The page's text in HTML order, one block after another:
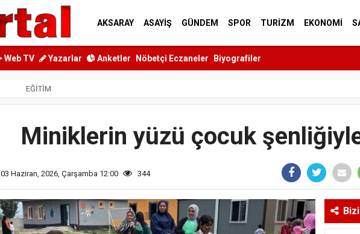
AKSARAY ASAYİŞ GÜNDEM SPOR TURİZM EKONOMİ
Web TV Yazarlar Anketler Nöbetçi Eczaneler Biyografiler
EĞİTİM
Miniklerin yüzü çocuk
03 Haziran, 2026, Çarşamba 12:00 344